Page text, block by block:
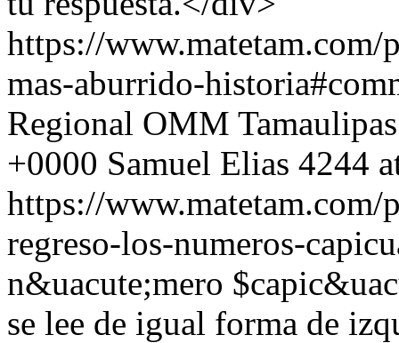
https://
mas-aburrido-
Regional OMM
+0000 Samuel Elias 4244
https://
regreso-los-numeros-
n&uacute;mero
se lee de igual forma de